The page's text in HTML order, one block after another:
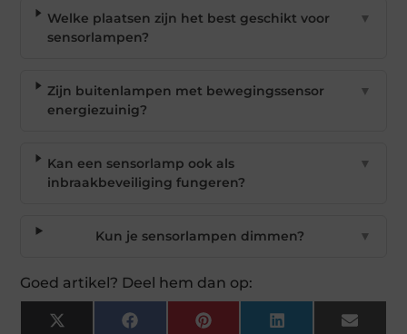
Welke plaatsen zijn het best geschikt voor
sensorlampen?
▼
Zijn buitenlampen met bewegingssensor
energiezuinig?
▼
Kan een sensorlamp ook als
inbraakbeveiliging fungeren?
▼
Kun je sensorlampen dimmen? ▼
Goed artikel? Deel hem dan op:
X Facebook Pinterest LinkedIn Email